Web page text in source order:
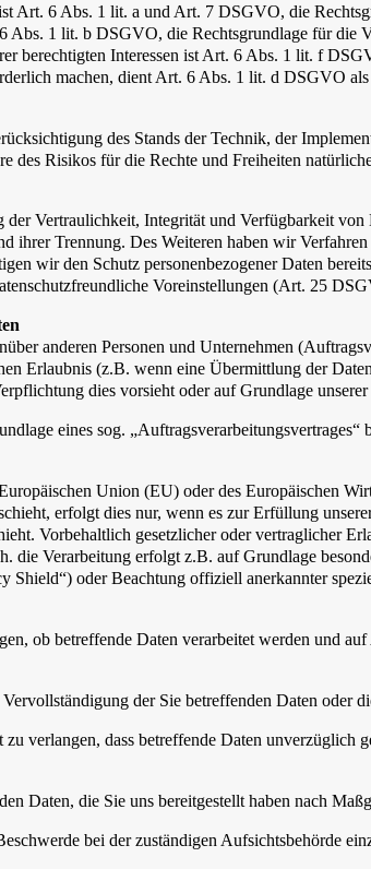
Art. 6 Abs. 1 lit. a und Art. 7 DSGVO, die
Abs. 1 lit. b DSGVO, die Rechtsgrundlage für
berechtigten Interessen ist Art. 6 Abs. 1 lit. f
machen, dient Art. 6 Abs. 1 lit. d DSGVO
des Stands der Technik, der
Risikos für die Rechte und Freiheiten
Vertraulichkeit, Integrität und Verfügbarkeit
ihrer Trennung. Des Weiteren haben wir
wir den Schutz personenbezogener Daten
Voreinstellungen (Art. 25
anderen Personen und Unternehmen
Erlaubnis (z.B. wenn eine Übermittlung der
dies vorsieht oder auf Grundlage
eines sog.
Union (EU) oder des Europäischen
erfolgt dies nur, wenn es zur Erfüllung
Vorbehaltlich gesetzlicher oder vertraglicher
Verarbeitung erfolgt z.B. auf Grundlage
oder Beachtung offiziell anerkannter
ob betreffende Daten verarbeitet werden und
der Sie betreffenden Daten oder
verlangen, dass betreffende Daten
Daten, die Sie uns bereitgestellt haben nach
bei der zuständigen Aufsichtsbehörde